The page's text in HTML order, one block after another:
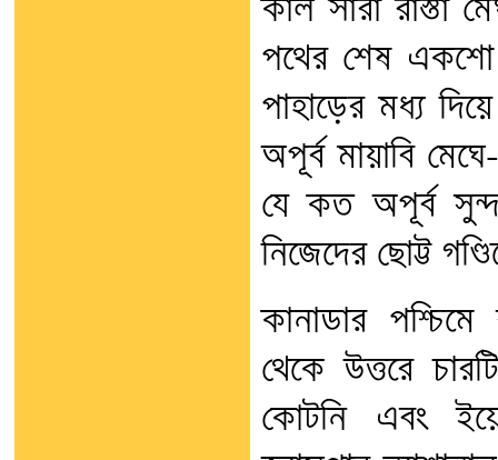
কাল সারা রাস্তা
পথের শেষ একশো
পাহাড়ের মধ্য
অপূর্ব মায়াবি
যে কত অপূর্ব
নিজেদের ছোট্ট
কানাডার
থেকে উত্তরে
কোটনি এবং